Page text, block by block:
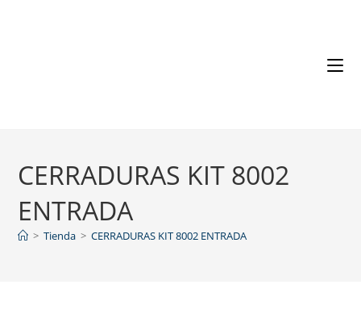
CERRADURAS KIT 8002
ENTRADA
> Tienda > CERRADURAS KIT 8002 ENTRADA